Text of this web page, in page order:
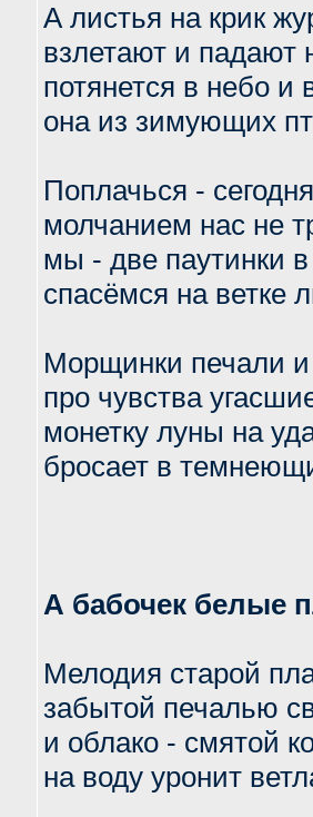
А листья на крик
взлетают и падают
потянется в небо
она из зимующих
Поплачься -
молчанием нас не
мы - две паутинки
спасёмся на ветке
Морщинки печали
про чувства
монетку луны на
бросает в
А бабочек белые
Мелодия старой
забытой печалью
и облако - смятой
на воду уронит